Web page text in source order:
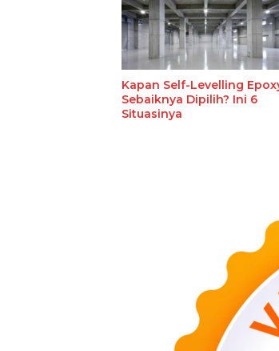
Kapan Self-Levelling
Sebaiknya Dipilih? Ini 6
Situasinya